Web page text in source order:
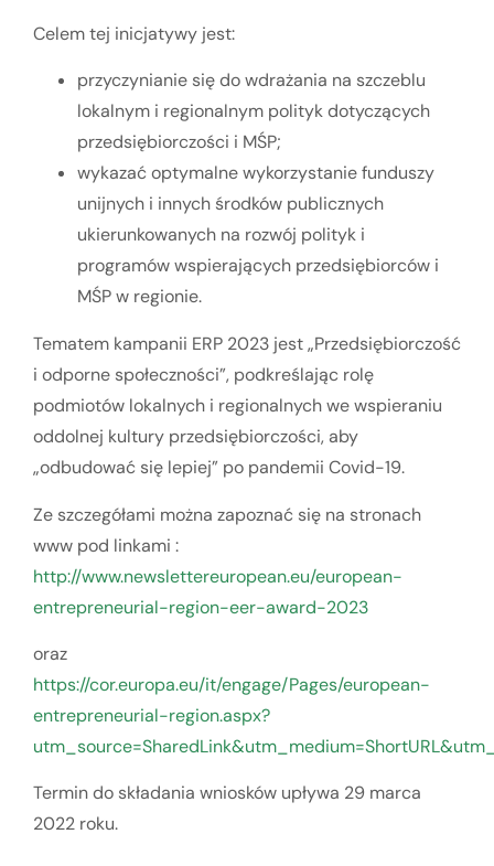
Celem tej inicjatywy jest:
przyczynianie się do wdrażania na szczeblu
lokalnym i regionalnym polityk dotyczących
przedsiębiorczości i MŚP;
wykazać optymalne wykorzystanie funduszy
unijnych i innych środków publicznych
ukierunkowanych na rozwój polityk i
programów wspierających przedsiębiorców i
MŚP w regionie.
Tematem kampanii ERP 2023 jest „Przedsiębiorczość
i odporne społeczności”, podkreślając rolę
podmiotów lokalnych i regionalnych we wspieraniu
oddolnej kultury przedsiębiorczości, aby
„odbudować się lepiej” po pandemii Covid-19.
Ze szczegółami można zapoznać się na stronach
www pod linkami :
http://www.newslettereuropean.eu/european-
entrepreneurial-region-eer-award-2023
oraz
https://cor.europa.eu/it/engage/Pages/european-
entrepreneurial-region.aspx?
Termin do składania wniosków upływa 29 marca
2022 roku.